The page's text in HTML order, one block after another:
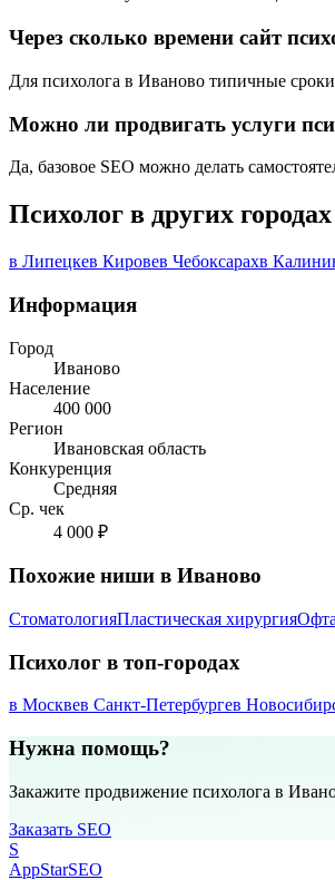
Через сколько времени сайт
Для психолога в Иваново типичные
Можно ли продвигать услуги
Да, базовое SEO можно делать
Психолог в других городах
в Липецкев Кировев Чебоксарахв
Информация
Город
Иваново
Население
400 000
Регион
Ивановская область
Конкуренция
Средняя
Ср. чек
4 000 ₽
Похожие ниши в Иваново
СтоматологияПластическая хирургия
Психолог в топ-городах
в Москвев Санкт-Петербургев
Нужна помощь?
Закажите продвижение психолога в
Заказать SEO
S
AppStarSEO